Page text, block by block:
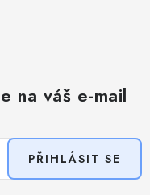
na váš e-mail
PŘIHLÁSIT SE